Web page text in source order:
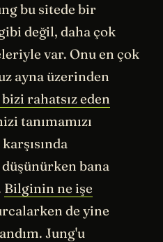
bu sitede bir
değil, daha çok
var. Onu en çok
ayna üzerinden
rahatsız eden
tanımamızı
bana
Bilginin ne işe
de yine
Jung'u